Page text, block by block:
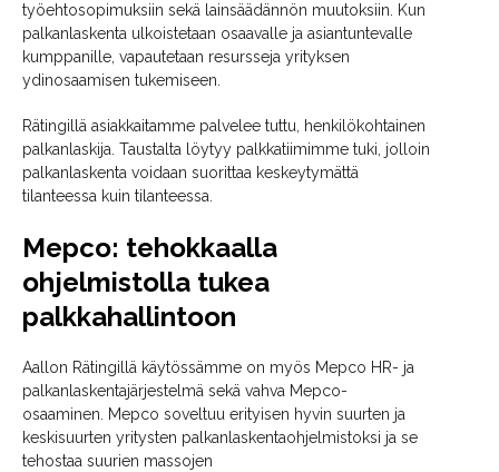
työehtosopimuksiin sekä lainsäädännön muutoksiin. Kun
palkanlaskenta ulkoistetaan osaavalle ja asiantuntevalle
kumppanille, vapautetaan resursseja yrityksen
ydinosaamisen tukemiseen.
Rätingillä asiakkaitamme palvelee tuttu, henkilökohtainen
palkanlaskija. Taustalta löytyy palkkatiimimme tuki, jolloin
palkanlaskenta voidaan suorittaa keskeytymättä
tilanteessa kuin tilanteessa.
Mepco: tehokkaalla
ohjelmistolla tukea
palkkahallintoon
Aallon Rätingillä käytössämme on myös Mepco HR- ja
palkanlaskentajärjestelmä sekä vahva Mepco-
osaaminen. Mepco soveltuu erityisen hyvin suurten ja
keskisuurten yritysten palkanlaskentaohjelmistoksi ja se
tehostaa suurien massojen